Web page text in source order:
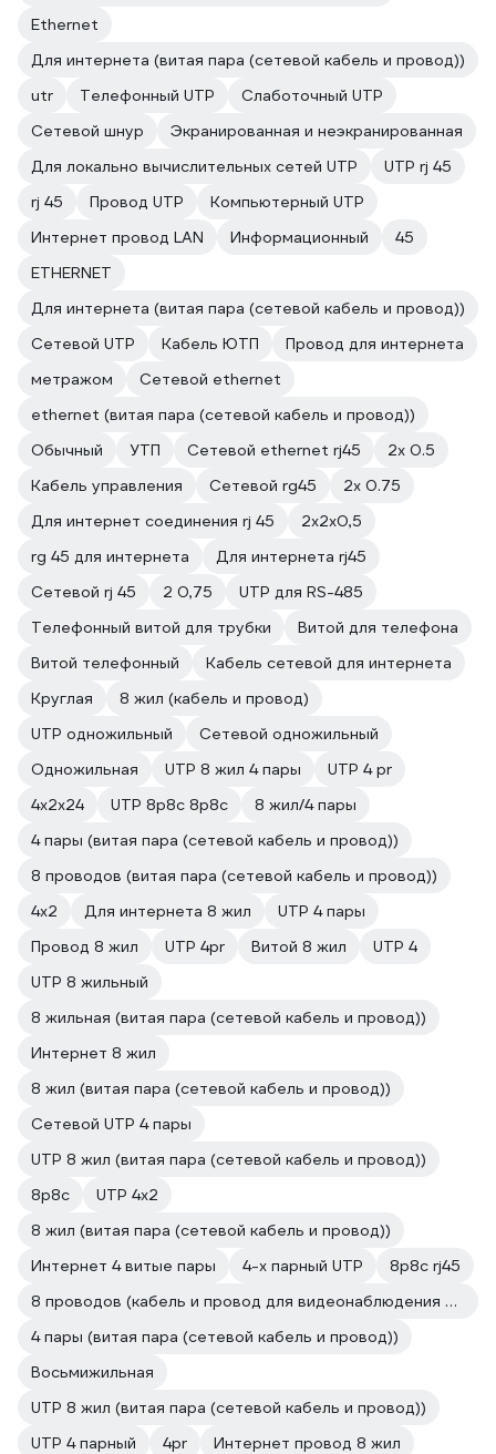
Ethernet
Для интернета (витая пара (сетевой кабель и провод))
utr
Телефонный UTP
Слаботочный UTP
Сетевой шнур
Экранированная и неэкранированная
Для локально вычислительных сетей UTP
UTP rj 45
rj 45
Провод UTP
Компьютерный UTP
Интернет провод LAN
Информационный
45
ETHERNET
Для интернета (витая пара (сетевой кабель и провод))
Сетевой UTP
Кабель ЮТП
Провод для интернета
метражом
Сетевой ethernet
ethernet (витая пара (сетевой кабель и провод))
Обычный
УТП Сетевой ethernet rj45
2х 0.5
Кабель управления
Сетевой rg45
2х 0.75
Для интернет соединения rj 45
2х2х0,5
rg 45 для интернета
Для интернета rj45
Сетевой rj 45
2 0,75
UTP для RS-485
Телефонный витой для трубки
Витой для телефона
Витой телефонный
Кабель сетевой для интернета
Круглая
8 жил (кабель и провод)
UTP одножильный
Сетевой одножильный
Одножильная
UTP 8 жил 4 пары
UTP 4 pr
4х2х24
UTP 8p8c 8p8c
8 жил/4 пары
4 пары (витая пара (сетевой кабель и провод))
8 проводов (витая пара (сетевой кабель и провод))
4х2
Для интернета 8 жил
UTP 4 пары
Провод 8 жил
UTP 4pr Витой 8 жил
UTP 4
UTP 8 жильный
8 жильная (витая пара (сетевой кабель и провод))
Интернет 8 жил
8 жил (витая пара (сетевой кабель и провод))
Сетевой UTP 4 пары
UTP 8 жил (витая пара (сетевой кабель и провод))
8p8c
UTP 4х2
8 жил (витая пара (сетевой кабель и провод))
Интернет 4 витые пары
4-х парный UTP
8p8c rj45
8 проводов (кабель и провод для видеонаблюдения и домофонов)
4 пары (витая пара (сетевой кабель и провод))
Восьмижильная
UTP 8 жил (витая пара (сетевой кабель и провод))
UTP 4 парный
4pr
Интернет провод 8 жил